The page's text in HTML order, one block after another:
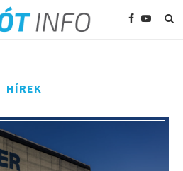
HÍREK